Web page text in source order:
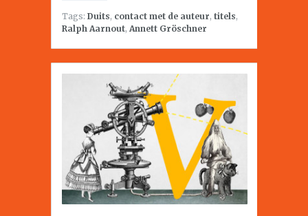
Tags: Duits, contact met de auteur, titels,
Ralph Aarnout, Annett Gröschner